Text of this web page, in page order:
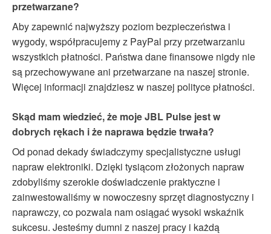
przetwarzane?
Aby zapewnić najwyższy poziom bezpieczeństwa i
wygody, współpracujemy z PayPal przy przetwarzaniu
wszystkich płatności. Państwa dane finansowe nigdy nie
są przechowywane ani przetwarzane na naszej stronie.
Więcej informacji znajdziesz w naszej polityce płatności.
Skąd mam wiedzieć, że moje JBL Pulse jest w
dobrych rękach i że naprawa będzie trwała?
Od ponad dekady świadczymy specjalistyczne usługi
napraw elektroniki. Dzięki tysiącom złożonych napraw
zdobyliśmy szerokie doświadczenie praktyczne i
zainwestowaliśmy w nowoczesny sprzęt diagnostyczny i
naprawczy, co pozwala nam osiągać wysoki wskaźnik
sukcesu. Jesteśmy dumni z naszej pracy i każdą